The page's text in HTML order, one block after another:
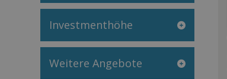
Investmenthöhe
Weitere Angebote